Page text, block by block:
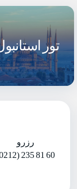
تور
رزرو
235 81 60